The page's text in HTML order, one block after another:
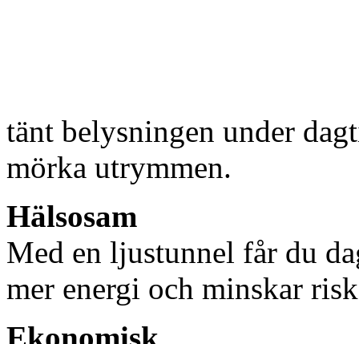
tänt belysningen under
mörka utrymmen.
Hälsosam
Med en ljustunnel får du
mer energi och minskar